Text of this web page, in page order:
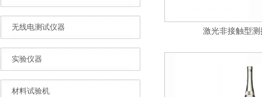
无线电测试仪器
实验仪器
材料试验机
激光非接触型测